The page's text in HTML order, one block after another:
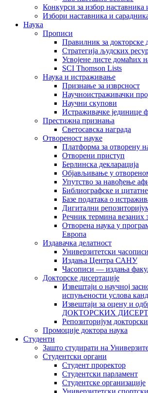
Конкурси за избор наставника
Избори наставника и
Наука
Прописи
Правилник за докторске
Стратегија људских
Усвојене листе домаћих
SCI Thomson Lists
Наука и истраживање
Признање за изврсност
Научноистраживачки
Научни скупови
Истраживачке јединице
Престижна признања
Светосавска награда
Отвореност науке
Платформа за отворену
Отворени приступ
Берлинска декларација
Објављивање у
Упутство за навођење
Библиографске и цитатне
Базе података о
Дигитални
Рeчник термина везаних
Отворена наука у
Европа
Издавачка делатност
Универзитетски часописи
Издања Центра САНУ
Часописи — издања
Докторске дисертације
Извештаји о научној
испуњености услова
Извештаји за оцену и
ДОКТОРСКИХ
Репозиторијум
Промоције доктора наука
Студенти
Зашто студирати на
Студентски органи
Студент проректор
Студентски парламент
Студентске организације
Универзитетски